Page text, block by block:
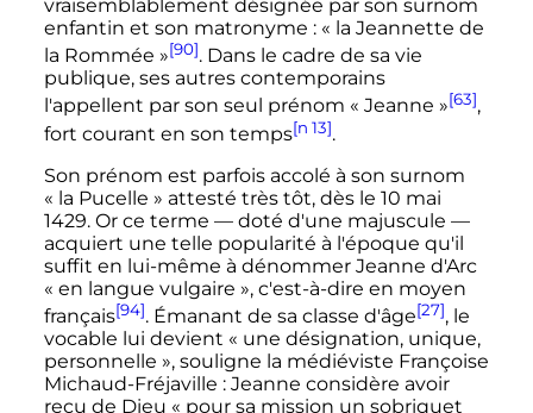
vraisemblablement désignée par son surnom
enfantin et son matronyme : « la Jeannette de
la Rommée »[90]. Dans le cadre de sa vie
publique, ses autres contemporains
l'appellent par son seul prénom « Jeanne »[63],
fort courant en son temps[n 13].
Son prénom est parfois accolé à son surnom
« la Pucelle » attesté très tôt, dès le 10 mai
1429. Or ce terme — doté d'une majuscule —
acquiert une telle popularité à l'époque qu'il
suffit en lui-même à dénommer Jeanne d'Arc
« en langue vulgaire », c'est-à-dire en moyen
français[94]. Émanant de sa classe d'âge[27], le
vocable lui devient « une désignation, unique,
personnelle », souligne la médiéviste Françoise
Michaud-Fréjaville : Jeanne considère avoir
reçu de Dieu « pour sa mission un sobriquet